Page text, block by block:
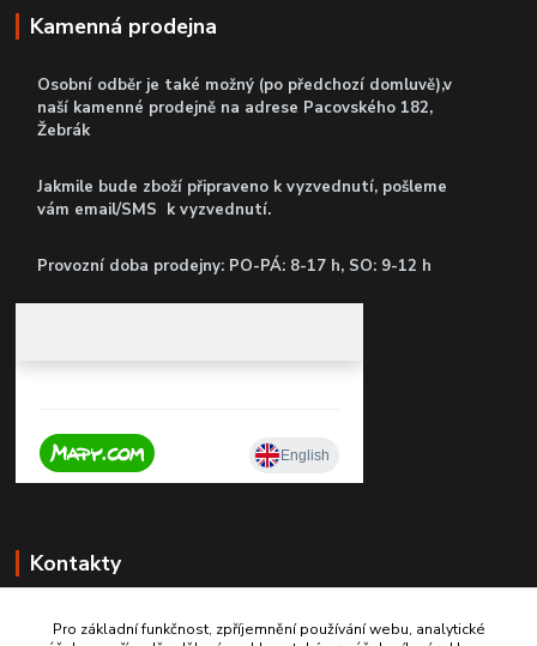
Kamenná prodejna
Osobní odběr je také možný (po předchozí domluvě),v
naší kamenné prodejně na adrese Pacovského 182,
Žebrák
Jakmile bude zboží připraveno k vyzvednutí, pošleme
vám email/SMS k vyzvednutí.
Provozní doba prodejny: PO-PÁ: 8-17 h, SO: 9-12 h
Kontakty
Pro základní funkčnost, zpříjemnění používání webu, analytické